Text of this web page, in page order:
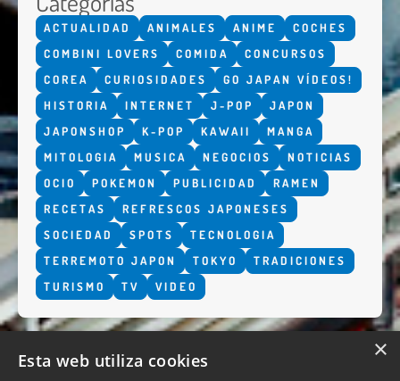
ACTUALIDAD ANIMALES ANIME
COCHES
COMBINI LOVERS
COMIDA
CONCURSOS
COREA
CURIOSIDADES
GO JAPAN VÍDEOS!
HISTORIA
INTERNET J-POP
JAPON
JAPONSHOP
K-POP KAWAII
MANGA
MITOLOGIA
MUSICA NEGOCIOS
NOTICIAS
OCIO
POKEMON PUBLICIDAD
RAMEN
RECETAS
REFRESCOS JAPONESES
SOCIEDAD
SPOTS
TECNOLOGIA
TERREMOTO JAPON
TOKYO
TRADICIONES
TURISMO
TV VIDEO
×
Esta web utiliza cookies